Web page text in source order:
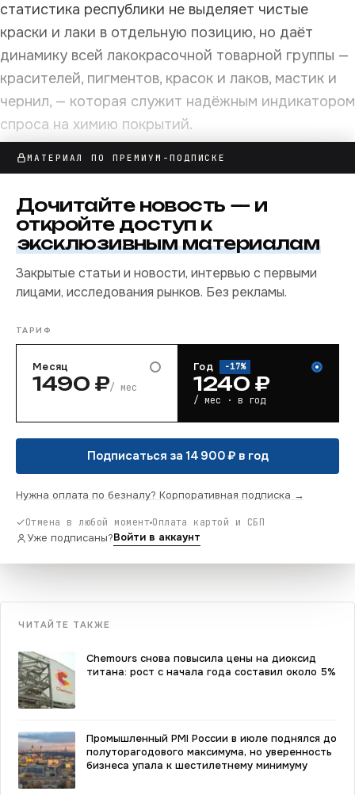
статистика республики не выделяет чистые
краски и лаки в отдельную позицию, но даёт
динамику всей лакокрасочной товарной группы —
красителей, пигментов, красок и лаков, мастик и
чернил, — которая служит надёжным индикатором
спроса на химию покрытий.
Ниже — разбор по двум срезам статистики:
на узбекский рынок.
МАТЕРИАЛ ПО ПРЕМИУМ-ПОДПИСКЕ
Дочитайте новость — и
откройте доступ к
эксклюзивным материалам
Закрытые статьи и новости, интервью с первыми
лицами, исследования рынков. Без рекламы.
ТАРИФ
Месяц
1490 ₽/ мес
Год −17%
1240 ₽
/ мес · в год
Подписаться за 14 900 ₽ в год
Нужна оплата по безналу? Корпоративная подписка →
Отмена в любой момент Оплата картой и СБП
Уже подписаны?Войти в аккаунт
ЧИТАЙТЕ ТАКЖЕ
Chemours снова повысила цены на диоксид
титана: рост с начала года составил около 5%
Промышленный PMI России в июле поднялся до
полуторагодового максимума, но уверенность
бизнеса упала к шестилетнему минимуму